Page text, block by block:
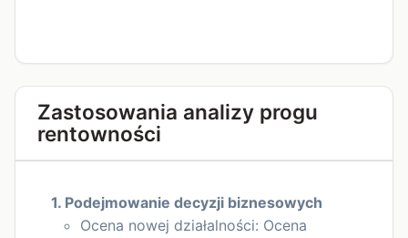
Zastosowania analizy progu
rentowności
1. Podejmowanie decyzji biznesowych
Ocena nowej działalności: Ocena